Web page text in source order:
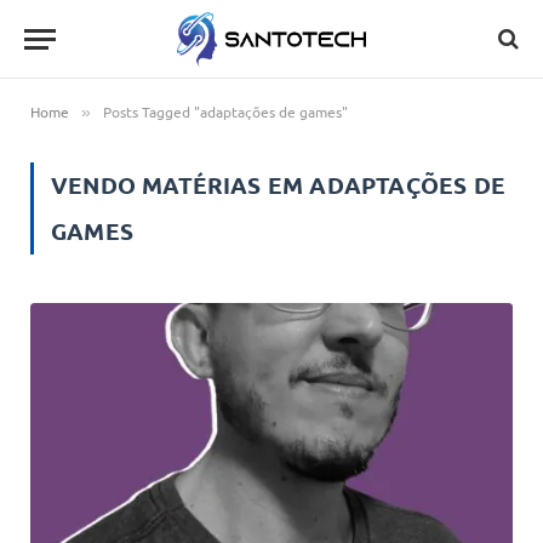
Home » Posts Tagged "adaptações de games"
VENDO MATÉRIAS EMADAPTAÇÕES DE
GAMES